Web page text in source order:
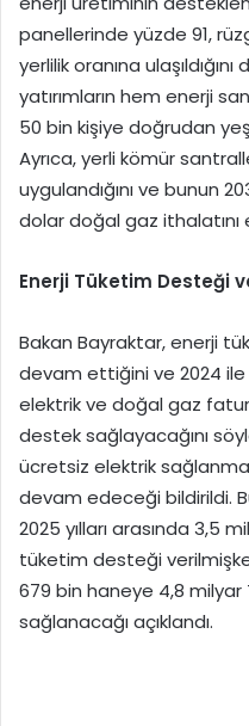
panellerinde yüzde 91,
yerlilik oranına
yatırımların hem enerji
50 bin kişiye doğrudan
Ayrıca, yerli kömür
uygulandığını ve bunun
dolar doğal gaz
Enerji Tüketim Desteği
Bakan Bayraktar, enerji
devam ettiğini ve 2024 ile
elektrik ve doğal gaz
destek sağlayacağını
ücretsiz elektrik
devam edeceği bildirildi.
2025 yılları arasında 3,5
tüketim desteği
679 bin haneye 4,8 milyar
sağlanacağı açıklandı.